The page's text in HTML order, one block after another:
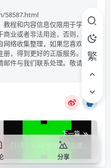
58587.html
教程和内容信息仅限用于学习
商业或者非法用途，否则，一
网络收集整理，如果您喜欢该
册，得到更好的正版服务。我
邮件与我们联系处理。敬请谅
下一篇
【分享】Kick 全球热门直播⭐
全球极品美女🈲国内网直接看
繁
分享